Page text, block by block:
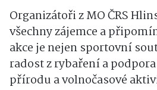
Organizátoři z MO ČRS
všechny zájemce a
akce je nejen sportovní
radost z rybaření a
přírodu a volnočasové